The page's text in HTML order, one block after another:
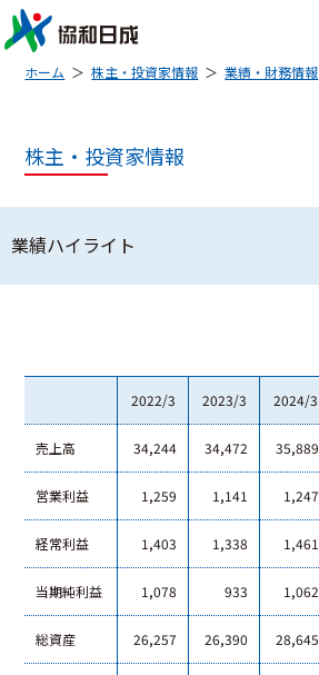
ホーム 株主・投資家情報 業績・財務情報
株主・投資家情報
業績ハイライト
2022/3
2023/3 2024/3
売上高 34,244 34,472 35,889
営業利益 1,259 1,141 1,247
経常利益 1,403 1,338 1,461
当期純利益 1,078 933 1,062
総資産 26,257 26,390 28,645